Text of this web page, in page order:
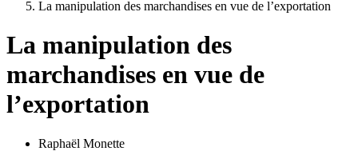
La manipulation des marchandises en vue de l’exportation
La manipulation des
marchandises en vue de
l’exportation
Raphaël Monette